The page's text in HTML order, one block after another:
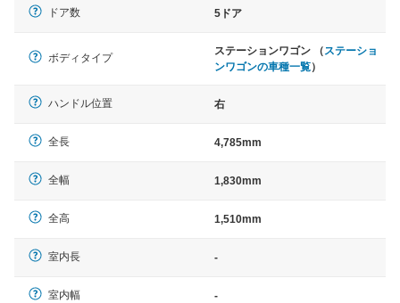
ドア数 5ドア
ボディタイプ
ステーションワゴン （ ステーショ
ンワゴンの車種一覧）
ハンドル位置 右
全長 4,785mm
全幅 1,830mm
全高 1,510mm
室内長 -
室内幅 -